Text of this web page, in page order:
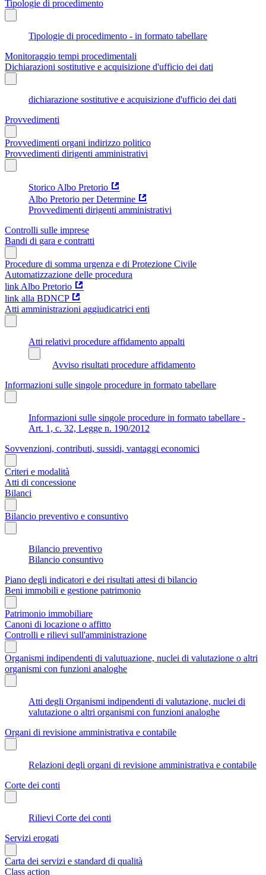
Tipologie di procedimento
Tipologie di procedimento - in formato tabellare
Monitoraggio tempi procedimentali
Dichiarazioni sostitutive e acquisizione d'ufficio dei dati
dichiarazione sostitutive e acquisizione d'ufficio dei dati
Provvedimenti
Provvedimenti organi indirizzo politico
Provvedimenti dirigenti amministrativi
Storico Albo Pretorio
Albo Pretorio per Determine
Provvedimenti dirigenti amministrativi
Controlli sulle imprese
Bandi di gara e contratti
Procedure di somma urgenza e di Protezione Civile
Automatizzazione delle procedura
link Albo Pretorio
link alla BDNCP
Atti amministrazioni aggiudicatrici enti
Atti relativi procedure affidamento appalti
Avviso risultati procedure affidamento
Informazioni sulle singole procedure in formato tabellare
Informazioni sulle singole procedure in formato tabellare -
Art. 1, c. 32, Legge n. 190/2012
Sovvenzioni, contributi, sussidi, vantaggi economici
Criteri e modalità
Atti di concessione
Bilanci
Bilancio preventivo e consuntivo
Bilancio preventivo
Bilancio consuntivo
Piano degli indicatori e dei risultati attesi di bilancio
Beni immobili e gestione patrimonio
Patrimonio immobiliare
Canoni di locazione o affitto
Controlli e rilievi sull'amministrazione
Organismi indipendenti di valutuazione, nuclei di valutazione o altri
organismi con funzioni analoghe
Atti degli Organismi indipendenti di valutazione, nuclei di
valutazione o altri organismi con funzioni analoghe
Organi di revisione amministrativa e contabile
Relazioni degli organi di revisione amministrativa e contabile
Corte dei conti
Rilievi Corte dei conti
Servizi erogati
Carta dei servizi e standard di qualità
Class action